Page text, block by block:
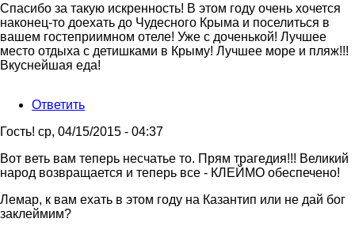
Ответ
на
Здравствуйте
дорогие
гости
пансион…
Спасибо за такую искренность! В этом году очень хочется
наконец-то доехать до Чудесного Крыма и поселиться в
вашем гостеприимном отеле! Уже с доченькой! Лучшее
место отдыха с детишками в Крыму! Лучшее море и пляж!!!
Вкуснейшая еда!
Ответить
Гость! ср, 04/15/2015 - 04:37
Ответ
на
дорогие
гости
Вот веть вам теперь несчатье то. Прям трагедия!!! Великий
народ возвращается и теперь все - КЛЕЙМО обеспечено!
Лемар, к вам ехать в этом году на Казантип или не дай бог
заклеймим?